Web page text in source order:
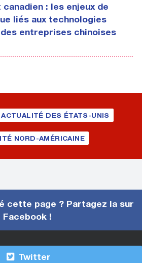
: les enjeux de
liés aux technologies
entreprises chinoises
ACTUALITÉ DES ÉTATS-UNIS
NORD-AMÉRICAINE
cette page ? Partagez la sur
Facebook !
Twitter